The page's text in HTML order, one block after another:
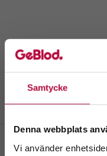
Samtycke
Denna webbplats
Vi använder